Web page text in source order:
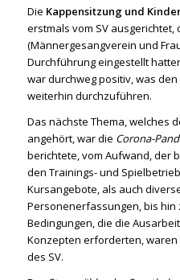
Die Kappensitzung und
erstmals vom SV
(Männergesangverein und
Durchführung eingestellt
war durchweg positiv, was
weiterhin durchzuführen.
Das nächste Thema, welches
angehört, war die Corona-
berichtete, vom Aufwand, der
den Trainings- und
Kursangebote, als auch
Personenerfassungen, bis
Bedingungen, die die
Konzepten erforderten,
des SV.